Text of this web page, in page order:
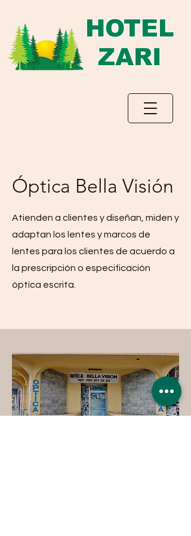
HOTEL
ZARI
Óptica Bella Visión
Atienden a clientes y diseñan, miden y
adaptan los lentes y marcos de
lentes para los clientes de acuerdo a
la prescripción o especificación
óptica escrita.